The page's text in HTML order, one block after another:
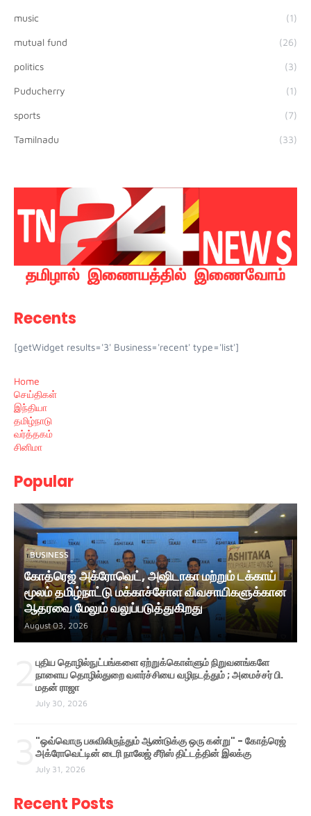
music (1)
mutual fund (26)
politics (3)
Puducherry (1)
sports (7)
Tamilnadu (33)
Recents
[getWidget results='3' Business='recent' type='list']
Home
செய்திகள்
இந்தியா
தமிழ்நாடு
வர்த்தகம்
சினிமா
Popular
BUSINESS
கோத்ரெஜ் அக்ரோவெட், அஷிடாகா மற்றும் டக்காய்
மூலம் தமிழ்நாட்டு மக்காச்சோள விவசாயிகளுக்கான
ஆதரவை மேலும் வலுப்படுத்துகிறது
August 03, 2026
புதிய தொழில்நுட்பங்களை ஏற்றுக்கொள்ளும் நிறுவனங்களே
நாளைய தொழில்துறை வளர்ச்சியை வழிநடத்தும் ; அமைச்சர் பி.
மதன் ராஜா
July 30, 2026
"ஒவ்வொரு பசுவிலிருந்தும் ஆண்டுக்கு ஒரு கன்று" - கோத்ரெஜ்
அக்ரோவெட்டின் டைரி நாலேஜ் சீரிஸ் திட்டத்தின் இலக்கு
July 31, 2026
Recent Posts